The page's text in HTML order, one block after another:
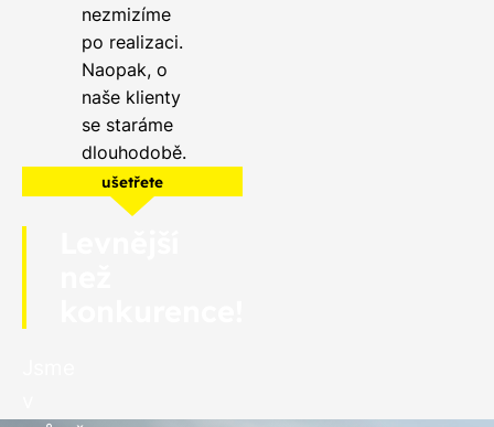
nezmizíme
po realizaci.
Naopak, o
naše klienty
se staráme
dlouhodobě.
ušetřete